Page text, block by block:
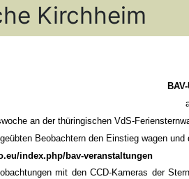
Kirchheim
an der thüringischen VdS-
Beobachtern den Einstieg wagen
index.php/bav-veranstaltungen
mit den CCD-Kameras der